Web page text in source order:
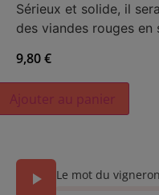
Sérieux et solide, il
des viandes rouges en
9,80€
Ajouter au panier
Le mot du vigneron